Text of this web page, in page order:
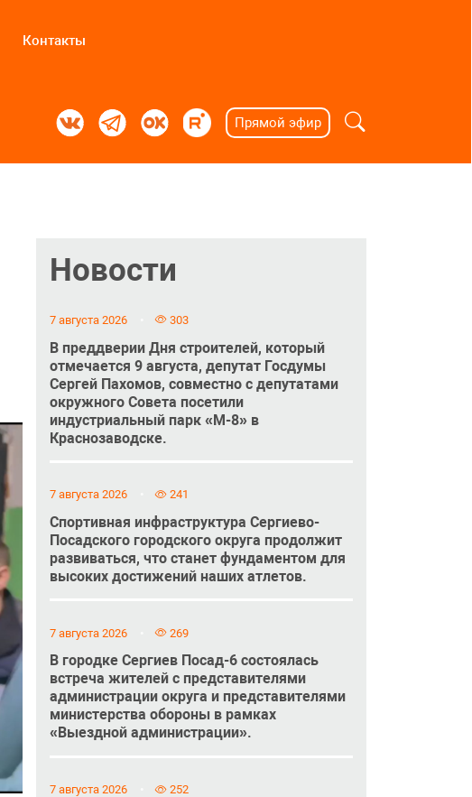
Контакты
Прямой эфир
Новости
7 августа 2026 303
В преддверии Дня строителей, который
отмечается 9 августа, депутат Госдумы
Сергей Пахомов, совместно с депутатами
окружного Совета посетили
индустриальный парк «М-8» в
Краснозаводске.
7 августа 2026 241
Спортивная инфраструктура Сергиево-
Посадского городского округа продолжит
развиваться, что станет фундаментом для
высоких достижений наших атлетов.
7 августа 2026 269
В городке Сергиев Посад-6 состоялась
встреча жителей с представителями
администрации округа и представителями
министерства обороны в рамках
«Выездной администрации».
7 августа 2026 252